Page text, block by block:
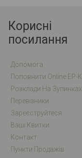
Корисні
посилання
Допомога
Розклади На Зупинках
Перевізники
Зареєструйтеся
Ваші Квитки
Контакт
Пункти Продажів